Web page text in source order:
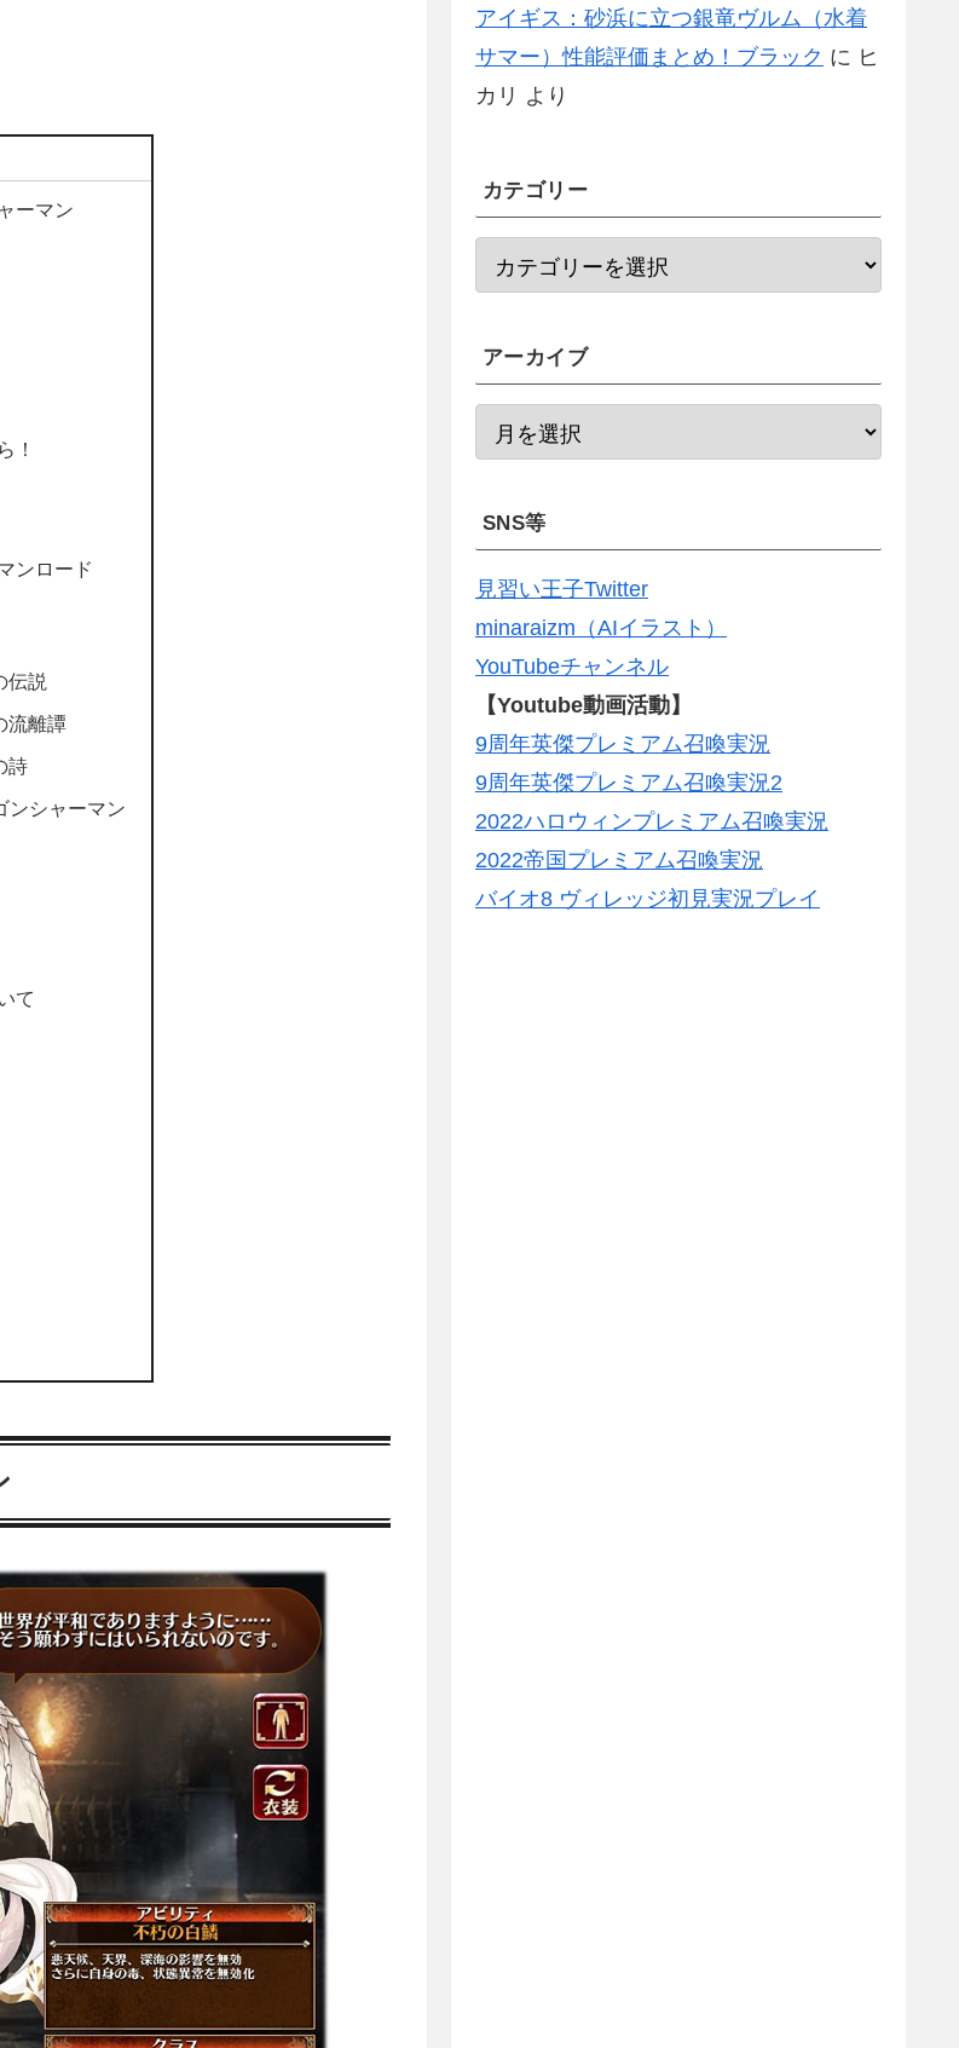
ーマン
！
ンロード
伝説
流離譚
詩
ンシャーマン
て
アイギス：砂浜に立つ銀竜ヴルム（水着
サマー）性能評価まとめ！ブラック に ヒ
カリ より
カテゴリー
アーカイブ
SNS等
見習い王子Twitter
minaraizm（AIイラスト）
YouTubeチャンネル
【Youtube動画活動】
9周年英傑プレミアム召喚実況
9周年英傑プレミアム召喚実況2
2022ハロウィンプレミアム召喚実況
2022帝国プレミアム召喚実況
バイオ8 ヴィレッジ初見実況プレイ